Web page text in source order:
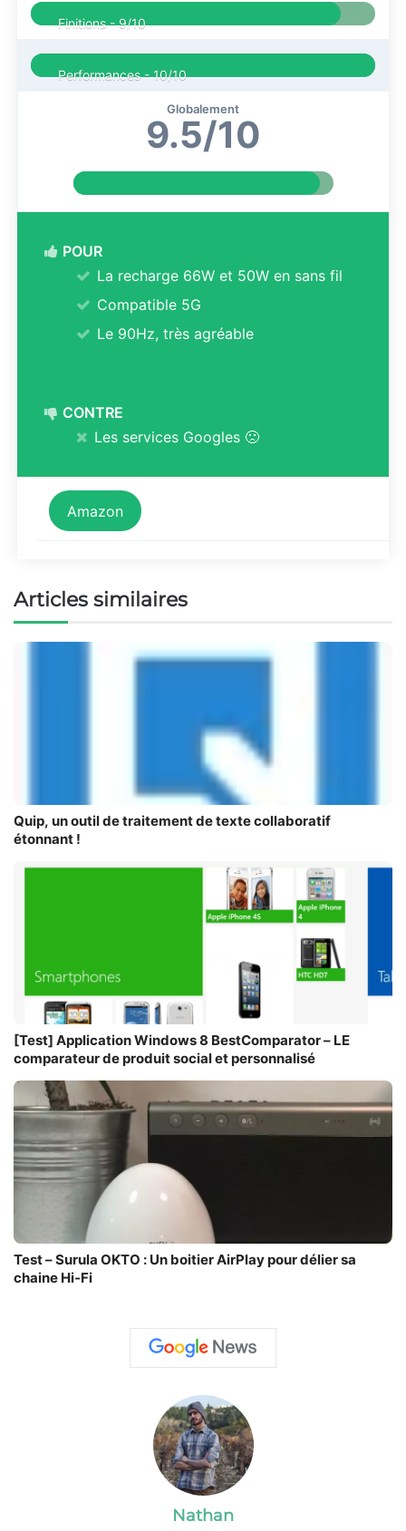
Finitions -9/10
Performances -10/10
Globalement
9.5/10
POUR
La recharge 66W et 50W en sans fil
Compatible 5G
Le 90Hz, très agréable
CONTRE
Les services Googles 🙁
Amazon
Articles similaires
Quip, un outil de traitement de texte collaboratif
étonnant !
[Test] Application Windows 8 BestComparator – LE
comparateur de produit social et personnalisé
Test – Surula OKTO : Un boitier AirPlay pour délier sa
chaine Hi-Fi
Nathan